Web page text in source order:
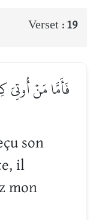
Verset : 19
فَأَمَّا مَنۡ أُوتِيَ
son
il
mon